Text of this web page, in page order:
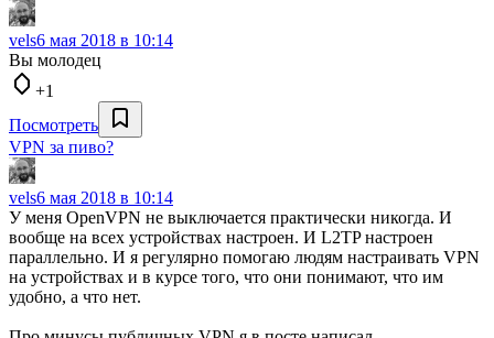
vels6 мая 2018 в 10:14
Вы молодец
+1
Посмотреть
VPN за пиво?
vels6 мая 2018 в 10:14
У меня OpenVPN не выключается практически никогда. И
вообще на всех устройствах настроен. И L2TP настроен
параллельно. И я регулярно помогаю людям настраивать VPN
на устройствах и в курсе того, что они понимают, что им
удобно, а что нет.